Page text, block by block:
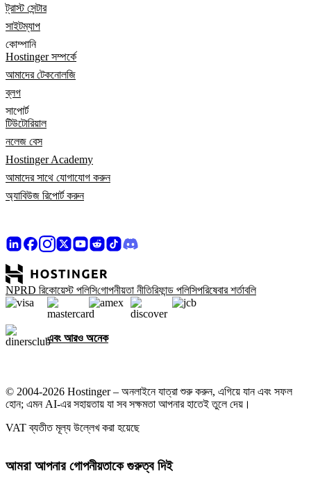
ট্রাস্ট সেন্টার
সাইটম্যাপ
কোম্পানি
Hostinger সম্পর্কে
আমাদের টেকনোলজি
ব্লগ
সাপোর্ট
টিউটোরিয়াল
নলেজ বেস
Hostinger Academy
আমাদের সাথে যোগাযোগ করুন
অ্যাবিউজ রিপোর্ট করুন
NPRD রিকোয়েস্ট পলিসিগোপনীয়তা নীতিরিফান্ড পলিসিপরিষেবার শর্তাবলি
এবং আরও অনেক
© 2004-2026 Hostinger – অনলাইনে যাত্রা শুরু করুন, এগিয়ে যান এবং সফল
হোন; এমন AI-এর সহায়তায় যা সব সক্ষমতা আপনার হাতেই তুলে দেয়।
VAT ব্যতীত মূল্য উল্লেখ করা হয়েছে
আমরা আপনার গোপনীয়তাকে গুরুত্ব দিই